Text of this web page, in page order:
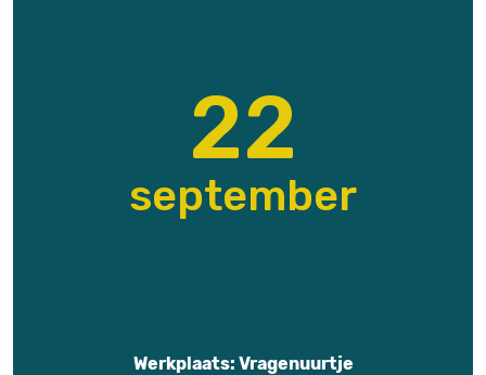
22
september
Werkplaats: Vragenuurtje